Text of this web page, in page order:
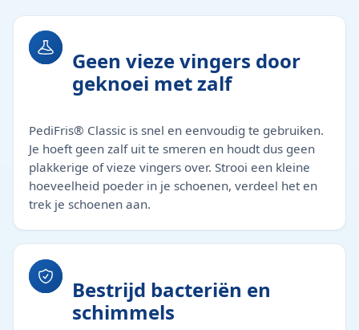
Geen vieze vingers door
geknoei met zalf
PediFris® Classic is snel en eenvoudig te gebruiken.
Je hoeft geen zalf uit te smeren en houdt dus geen
plakkerige of vieze vingers over. Strooi een kleine
hoeveelheid poeder in je schoenen, verdeel het en
trek je schoenen aan.
Bestrijd bacteriën en
schimmels